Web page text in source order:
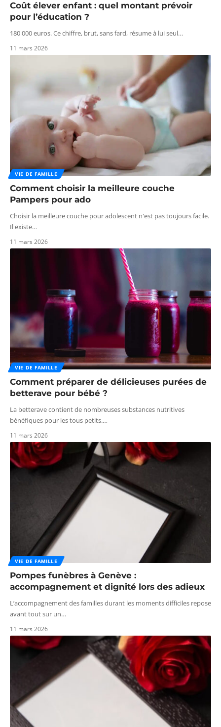
Coût élever enfant : quel montant prévoir
pour l’éducation ?
180 000 euros. Ce chiffre, brut, sans fard, résume à lui seul…
11 mars 2026
VIE DE FAMILLE
Comment choisir la meilleure couche
Pampers pour ado
Choisir la meilleure couche pour adolescent n'est pas toujours facile.
Il existe…
11 mars 2026
VIE DE FAMILLE
Comment préparer de délicieuses purées de
betterave pour bébé ?
La betterave contient de nombreuses substances nutritives
bénéfiques pour les tous petits.…
11 mars 2026
VIE DE FAMILLE
Pompes funèbres à Genève :
accompagnement et dignité lors des adieux
L’accompagnement des familles durant les moments difficiles repose
avant tout sur un…
11 mars 2026